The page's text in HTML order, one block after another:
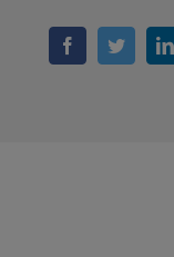
FacebookTwitter